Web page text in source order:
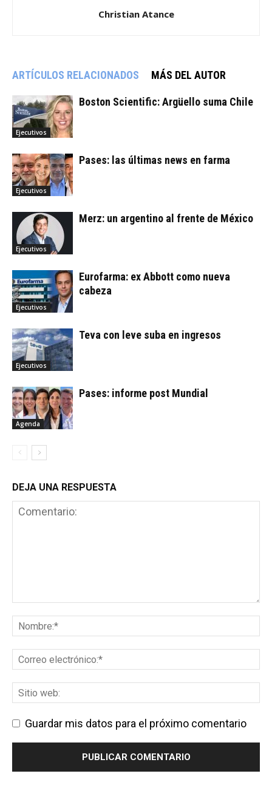
Christian Atance
ARTÍCULOS RELACIONADOS MÁS DEL AUTOR
Ejecutivos
Boston Scientific: Argüello suma Chile
Ejecutivos
Pases: las últimas news en farma
Ejecutivos
Merz: un argentino al frente de México
Ejecutivos
Eurofarma: ex Abbott como nueva
cabeza
Ejecutivos
Teva con leve suba en ingresos
Agenda
Pases: informe post Mundial
DEJA UNA RESPUESTA
Guardar mis datos para el próximo comentario